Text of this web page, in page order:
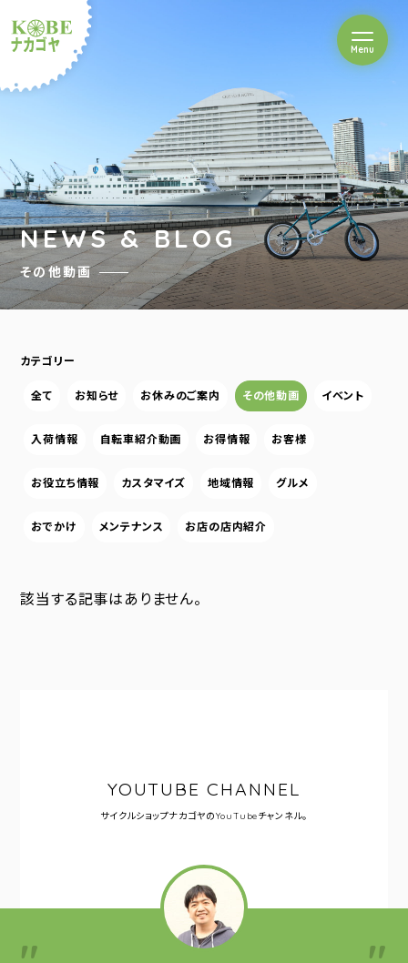
ルショップナカゴヤ
Menuを開閉
NEWS & BLOG
その他動画
カテゴリー
全て お知らせ お休みのご案内 その他動画 イベント
入荷情報 自転車紹介動画 お得情報 お客様
お役立ち情報 カスタマイズ 地域情報 グルメ
おでかけ メンテナンス お店の店内紹介
該当する記事はありません。
YOUTUBE CHANNEL
サイクルショップナカゴヤのYouTubeチャンネル。